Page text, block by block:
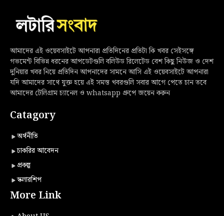
আমাদের এই ওয়েবসাইটে আপনারা প্রতিদিনের প্রতিটা কি খবর সেইসঙ্গে
গভমেন্ট বিভিন্ন ধরনের আপডেটগুলি বলিউড রিলেটেড বেশ কিছু নিউজ ও দেশ
দুনিয়ার খবর নিয়ে প্রতিদিন আপনাদের সামনে আসি এই ওয়েবসাইটে আপনারা
যদি আমাদের সাথে যুক্ত হয়ে এই সমস্ত খবরগুলি সবার আগে পেতে চান তবে
আমাদের টেলিগ্রাম চ্যানেল ও whatsapp গ্রুপে জয়েন করুন
Catagory
অর্থনীতি
চাকরির আবেদন
প্রকল্প
স্কলারশিপ
More Link